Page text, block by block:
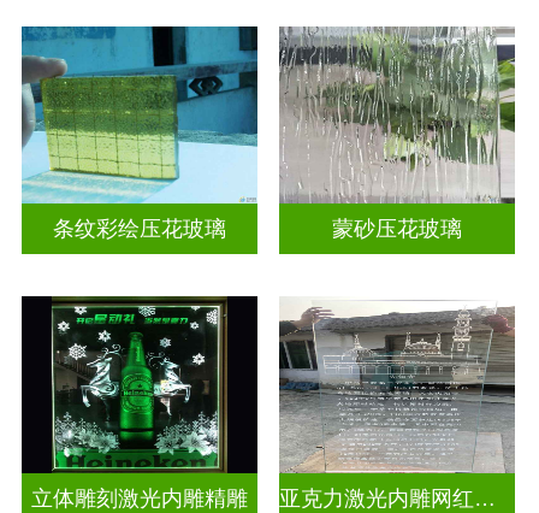
条纹彩绘压花玻璃 蒙砂压花玻璃
立体雕刻激光内雕精雕 亚克力激光内雕网红打卡背景